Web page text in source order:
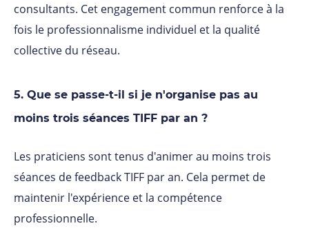
consultants. Cet engagement commun renforce à la
fois le professionnalisme individuel et la qualité
collective du réseau.
5. Que se passe-t-il si je n'organise pas au
moins trois séances TIFF par an ?
Les praticiens sont tenus d'animer au moins trois
séances de feedback TIFF par an. Cela permet de
maintenir l'expérience et la compétence
professionnelle.